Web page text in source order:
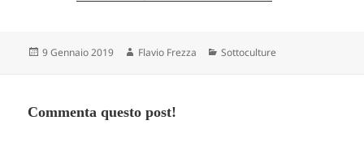
Scritto
9 Gennaio 2019 Autore
Flavio Frezza Categorie
Sottoculture
Commenta questo post!